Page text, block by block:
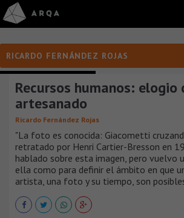
RICARDO FERNÁNDEZ ROJAS
COLABORACIÓN Y OPINIÓN
Recursos humanos: elogio
artesanado
Ricardo Fernández Rojas
"La foto es conocida: Giacometti
retratado por Henri Cartier-Bresson en
hablado sobre esta imagen, pero vuelvo
ella como para definir el ámbito en que
artista, una foto y su tiempo, son